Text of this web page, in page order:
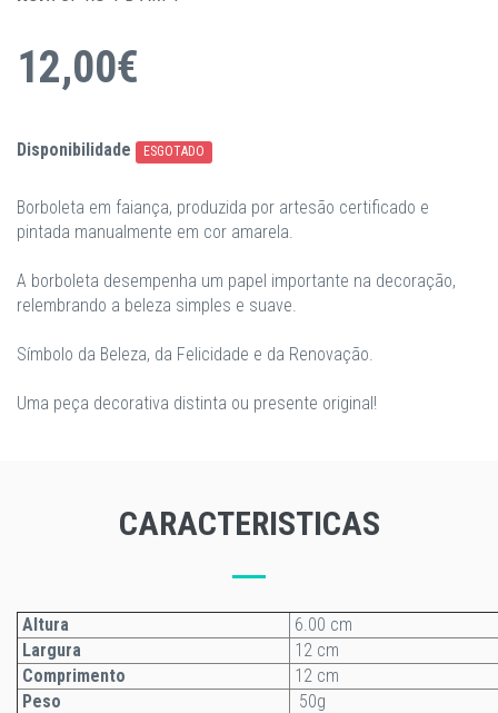
12,00€
Disponibilidade ESGOTADO
Borboleta em faiança, produzida por artesão certificado e
pintada manualmente em cor amarela.
A borboleta desempenha um papel importante na decoração,
relembrando a beleza simples e suave.
Símbolo da Beleza, da Felicidade e da Renovação.
​Uma peça decorativa distinta ou presente original!
CARACTERISTICAS
Altura
6.00 cm
Largura
12 cm
Comprimento
12 cm
Peso
50g